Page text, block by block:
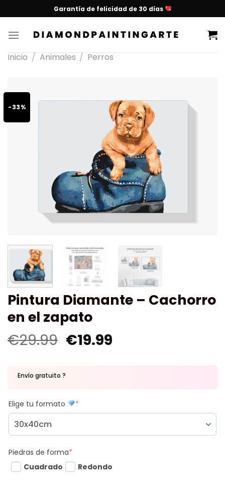
Garantía de felicidad de 30 días
Inicio / Animales / Perros
-33%
Pintura Diamante – Cachorro
en el zapato
€29.99 €19.99
Envío gratuito ?
Elige tu formato *
Piedras de forma*
Cuadrado
Redondo